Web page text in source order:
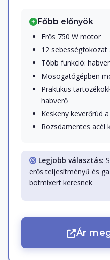
Főbb előnyök
Erős 750 W motor
12
Több funkció:
Mosogatógépben
Praktikus
habverő
Keskeny keverőrúd
Rozsdamentes acél
Legjobb választás:
erős teljesítményű és
botmixert keresnek
Ár